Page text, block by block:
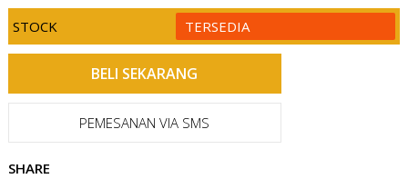
STOCK TERSEDIA
PEMESANAN VIA SMS
SHARE